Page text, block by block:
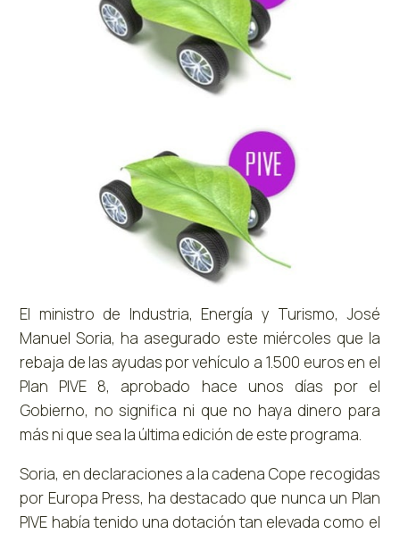
El ministro de Industria, Energía y Turismo, José
Manuel Soria, ha asegurado este miércoles que la
rebaja de las ayudas por vehículo a 1.500 euros en el
Plan PIVE 8, aprobado hace unos días por el
Gobierno, no significa ni que no haya dinero para
más ni que sea la última edición de este programa.
Soria, en declaraciones a la cadena Cope recogidas
por Europa Press, ha destacado que nunca un Plan
PIVE había tenido una dotación tan elevada como el